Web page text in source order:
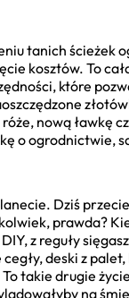
tanich ścieżek
kosztów. To
które
nową ławkę
o ogrodnictwie,
Dziś
prawda?
z reguły
deski z
takie drugie
na